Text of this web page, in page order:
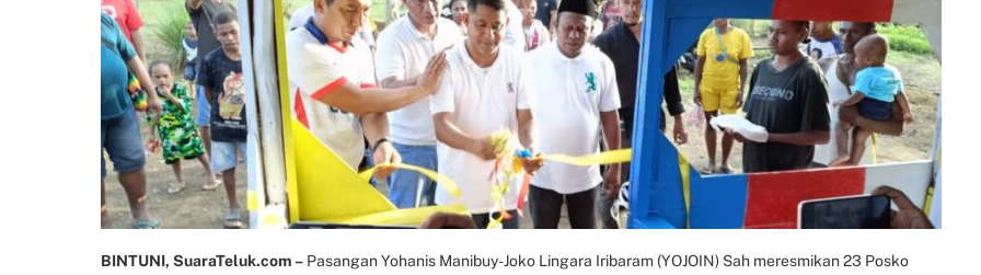
BINTUNI, SuaraTeluk.com – Pasangan Yohanis Manibuy-Joko Lingara Iribaram (YOJOIN) Sah meresmikan 23 Posko